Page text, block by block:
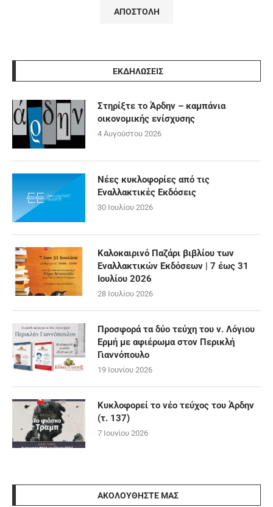
ΕΚΔΗΛΩΣΕΙΣ
Στηρίξτε το Άρδην – καμπάνια
οικονομικής ενίσχυσης
4 Αυγούστου 2026
Νέες κυκλοφορίες από τις
Εναλλακτικές Εκδόσεις
30 Ιουλίου 2026
Καλοκαιρινό Παζάρι βιβλίου των
Εναλλακτικών Εκδόσεων | 7 έως 31
Ιουλίου 2026
28 Ιουλίου 2026
Προσφορά τα δύο τεύχη του ν. Λόγιου
Ερμή με αφιέρωμα στον Περικλή
Γιαννόπουλο
19 Ιουνίου 2026
Κυκλοφορεί το νέο τεύχος του Άρδην
(τ. 137)
7 Ιουνίου 2026
ΑΚΟΛΟΥΘΉΣΤΕ ΜΑΣ